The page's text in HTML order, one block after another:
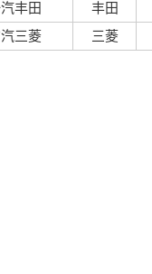
丰田
丰田
三菱
三菱